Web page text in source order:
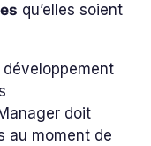
qu’elles soient
doit
au moment de